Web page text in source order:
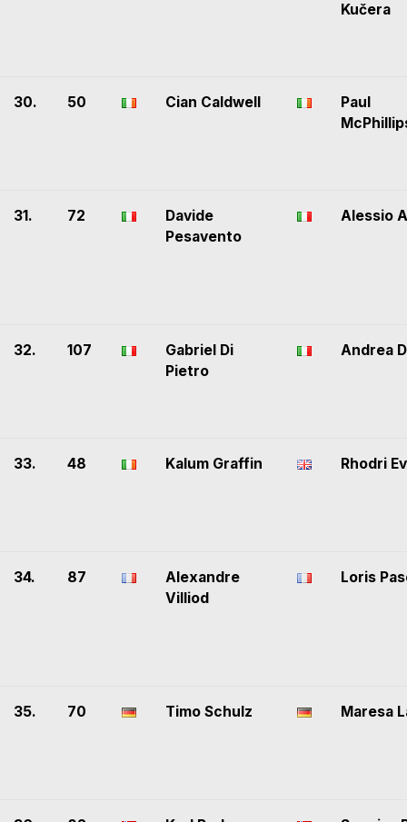
Kučera
30. 50 Cian Caldwell
Paul
31. 72
Davide
Pesavento
Alessio
32. 107
Gabriel Di
Pietro
Andrea
33. 48 Kalum Graffin Rhodri
34. 87
Alexandre
Villiod
Loris
35. 70 Timo Schulz Maresa